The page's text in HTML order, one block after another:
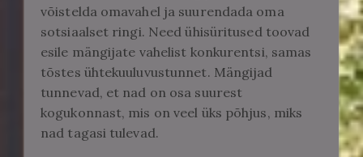
võistelda omavahel ja suurendada oma
sotsiaalset ringi. Need ühisüritused toovad
esile mängijate vahelist konkurentsi, samas
tõstes ühtekuuluvustunnet. Mängijad
tunnevad, et nad on osa suurest
kogukonnast, mis on veel üks põhjus, miks
nad tagasi tulevad.